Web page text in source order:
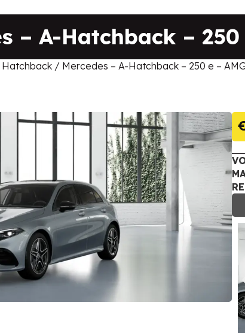
– A-Hatchback –
Hatchback / Mercedes – A-Hatchback – 250 e –